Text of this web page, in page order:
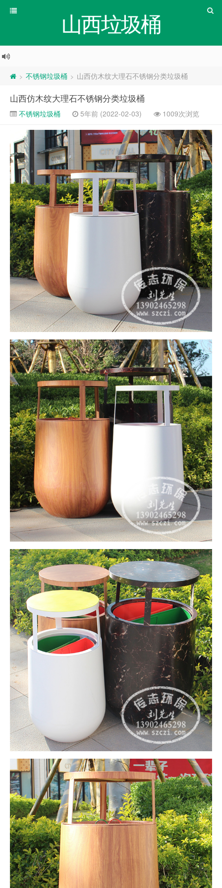
山西垃圾桶
> 不锈钢垃圾桶 > 山西仿木纹大理石不锈钢分类垃圾桶
山西仿木纹大理石不锈钢分类垃圾桶
不锈钢垃圾桶 5年前 (2022-02-03) 1009次浏览